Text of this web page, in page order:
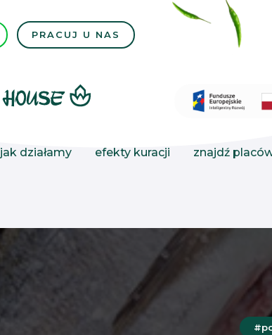
PRACUJ U NAS
jak działamy efekty kuracji znajdź